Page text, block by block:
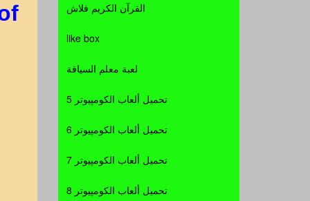
القرآن الكريم فلاش
like box
لعبة معلم السياقة
تحميل ألعاب الكومپيوتر 5
تحميل ألعاب الكومپيوتر 6
تحميل ألعاب الكومپيوتر 7
تحميل ألعاب الكومپيوتر 8